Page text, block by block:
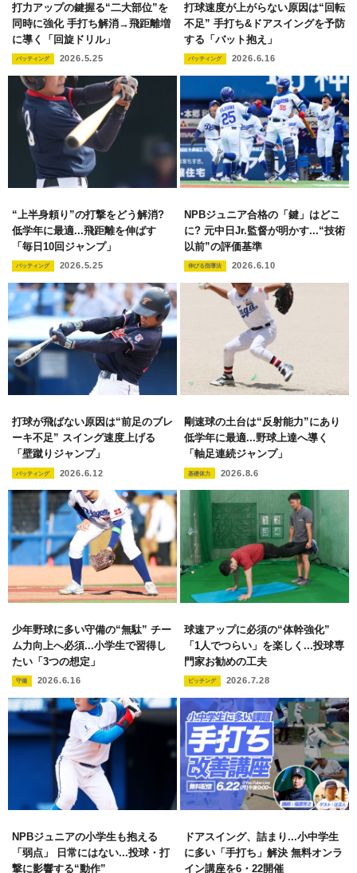
打力アップの鍵握る“二大部位”を
同時に強化 手打ち解消→飛距離増
に導く「回旋ドリル」
バッティング 2026.5.25
打球速度が上がらない原因は“回転
不足” 手打ち&ドアスイングを予防
する「バット抱え」
バッティング 2026.6.16
“上半身頼り”の打撃をどう解消?
低学年に最適...飛距離を伸ばす
「毎日10回ジャンプ」
バッティング 2026.5.25
NPBジュニア合格の「鍵」はどこ
に? 元中日Jr.監督が明かす...“技術
以前”の評価基準
伸びる指導法 2026.6.10
打球が飛ばない原因は“前足のブレ
ーキ不足” スイング速度上げる
「壁蹴りジャンプ」
バッティング 2026.6.12
剛速球の土台は“反射能力”にあり
低学年に最適...野球上達へ導く
「軸足連続ジャンプ」
基礎体力 2026.8.6
少年野球に多い守備の“無駄” チー
ム力向上へ必須...小学生で習得し
たい「3つの想定」
守備 2026.6.16
球速アップに必須の“体幹強化”
「1人でつらい」を楽しく...投球専
門家お勧めの工夫
ピッチング 2026.7.28
NPBジュニアの小学生も抱える
「弱点」 日常にはない...投球・打
撃に影響する“動作”
ドアスイング、詰まり...小中学生
に多い「手打ち」解決 無料オンラ
イン講座を6・22開催